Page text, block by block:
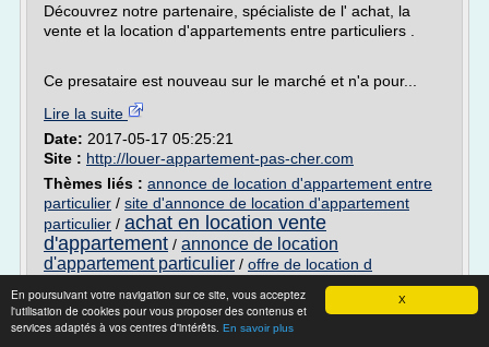
X
En poursuivant votre navigation sur ce site, vous acceptez
l'utilisation de cookies pour vous proposer des contenus et
services adaptés à vos centres d'intérêts. En savoir plus
Découvrez notre partenaire, spécialiste de l' achat, la
vente et la location d'appartements entre particuliers .
Ce presataire est nouveau sur le marché et n'a pour...
Lire la suite
Date: 2017-05-17 05:25:21
Site : http://louer-appartement-pas-cher.com
Thèmes liés : annonce de location d'appartement entre
particulier / site d'annonce de location d'appartement
particulier / achat en location vente
d'appartement / annonce de location
d'appartement particulier / offre de location d
Location vacances en Guadeloupe
Martinique Saint-Martin La ...